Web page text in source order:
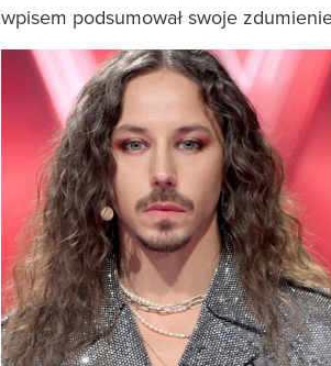
wpisem podsumował swoje